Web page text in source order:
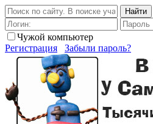
Найти
Чужой компьютер
Регистрация
Забыли пароль?